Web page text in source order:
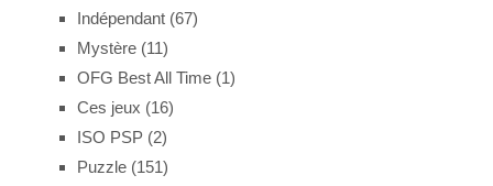
Indépendant(67)
Mystère(11)
OFG Best All Time(1)
Ces jeux (16)
ISO PSP(2)
Puzzle(151)